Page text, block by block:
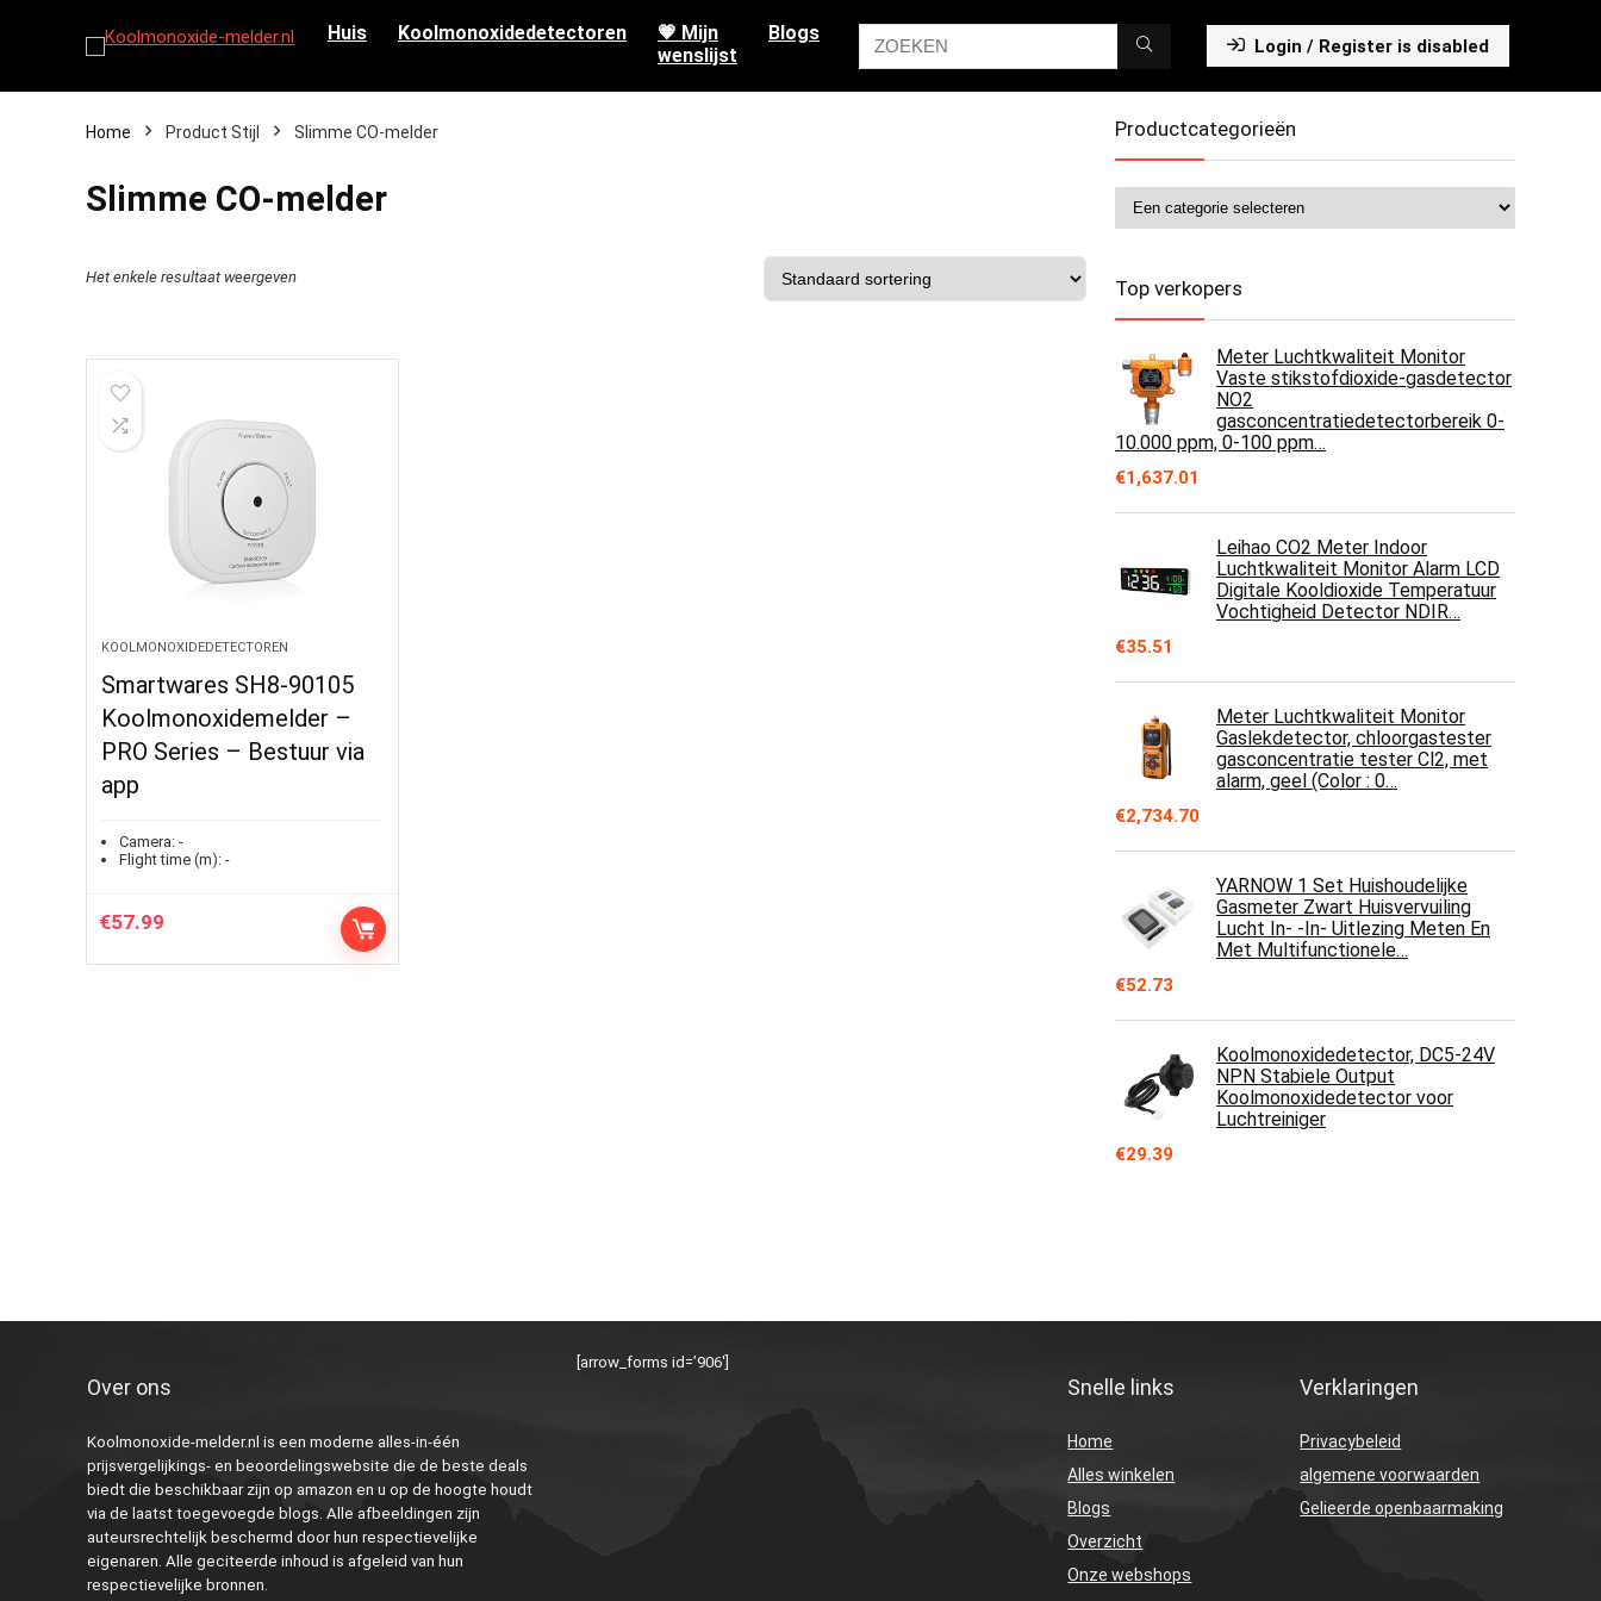
Huis Koolmonoxidedetectoren
💗 Mijn
wenslijst
Blogs
Login / Register is disabled
Home Product Stijl ‎Slimme CO-melder
‎Slimme CO-melder
Het enkele resultaat weergeven
KOOLMONOXIDEDETECTOREN
Smartwares SH8-90105
Koolmonoxidemelder –
PRO Series – Bestuur via
app
Camera: -
Flight time (m): -
€57.99
Productcategorieën
Top verkopers
Meter Luchtkwaliteit Monitor
Vaste stikstofdioxide-gasdetector
NO2
gasconcentratiedetectorbereik 0-
10.000 ppm, 0-100 ppm…
€1,637.01
Leihao CO2 Meter Indoor
Luchtkwaliteit Monitor Alarm LCD
Digitale Kooldioxide Temperatuur
Vochtigheid Detector NDIR…
€35.51
Meter Luchtkwaliteit Monitor
Gaslekdetector, chloorgastester
gasconcentratie tester Cl2, met
alarm, geel (Color : 0…
€2,734.70
YARNOW 1 Set Huishoudelijke
Gasmeter Zwart Huisvervuiling
Lucht In- -In- Uitlezing Meten En
Met Multifunctionele…
€52.73
Koolmonoxidedetector, DC5-24V
NPN Stabiele Output
Koolmonoxidedetector voor
Luchtreiniger
€29.39
Over ons
Koolmonoxide-melder.nl is een moderne alles-in-één
prijsvergelijkings- en beoordelingswebsite die de beste deals
biedt die beschikbaar zijn op amazon en u op de hoogte houdt
via de laatst toegevoegde blogs. Alle afbeeldingen zijn
auteursrechtelijk beschermd door hun respectievelijke
eigenaren. Alle geciteerde inhoud is afgeleid van hun
respectievelijke bronnen.
[arrow_forms id=’906′]
Snelle links
Home
Alles winkelen
Blogs
Overzicht
Onze webshops
Verklaringen
Privacybeleid
algemene voorwaarden
Gelieerde openbaarmaking